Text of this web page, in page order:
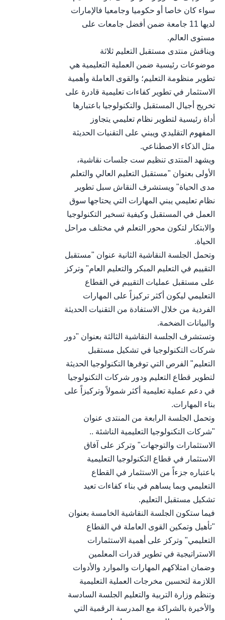
سواء كان خاصا أو حكوميا وجامعيا فالإمارات
لديها 11 جامعة ضمن أفضل جامعات على
مستوى العالم.
ويناقش منتدى مستقبل التعليم ثلاثة
موضوعات رئيسية ضمن العملية التعليمية هي
تطوير منظومة التعليم؛ والقوى العاملة وأهمية
الاستثمار في تطوير كفاءات تعليمية قادرة على
تخريج أجيال المستقبل والتكنولوجيا باعتبارها
أداة رئيسية لتطوير نظام تعليمي يتجاوز
المفهوم التقليدي ويبني على التقنيات الحديثة
مثل الذكاء الاصطناعي.
ويشهد المنتدى تنظيم ست جلسات نقاشية،
الأولى بعنوان "مستقبل التعليم العالي والتعلم
مدى الحياة" ويستشرف النقاش سبل تطوير
نظام تعليمي يبني المهارات التي يحتاجها سوق
العمل في المستقبل وكيفية تسخير التكنولوجيا
والابتكار لتكون محور التعلم في مختلف مراحل
الحياة.
وتحمل الجلسة النقاشية الثانية عنوان "مستقبل
التقييم في التعليم المبكر والتعليم العام" وتركز
على مستقبل عمليات التقييم في القطاع
التعليمي ليكون أكثر تركيزاً على المهارات
الفردية من خلال الاستفادة من التقنيات الحديثة
والبيانات الضخمة.
وتستشرف الجلسة النقاشية الثالثة بعنوان "دور
شركات التكنولوجيا في تشكيل مستقبل
التعليم" الفرص التي توفرها التكنولوجيا الحديثة
لتطوير قطاع التعليم ودور شركات التكنولوجيا
في دعم عملية تعليمية أكثر شمولاً وتركيزاً على
بناء المهارات.
وتحمل الجلسة الرابعة من المنتدى عنوان
"شركات التكنولوجيا التعليمية الناشئة ..
الاستثمارات والتوجهات" وتركز على آفاق
الاستثمار في قطاع التكنولوجيا التعليمية
باعتباره جزءاً من الاستثمار في القطاع
التعليمي وبما يساهم في بناء كفاءات تعيد
تشكيل مستقبل التعليم.
فيما ستكون الجلسة النقاشية الخامسة بعنوان
"تأهيل وتمكين القوى العاملة في القطاع
التعليمي" وتركز على أهمية الاستثمارات
الاستراتيجية في تطوير قدرات المعلمين
وضمان امتلاكهم المهارات والموارد والأدوات
اللازمة لتحسين مخرجات العملية التعليمية
وتنظم وزارة التربية والتعليم الجلسة السادسة
والأخيرة بالشراكة مع المدرسة الرقمية التي